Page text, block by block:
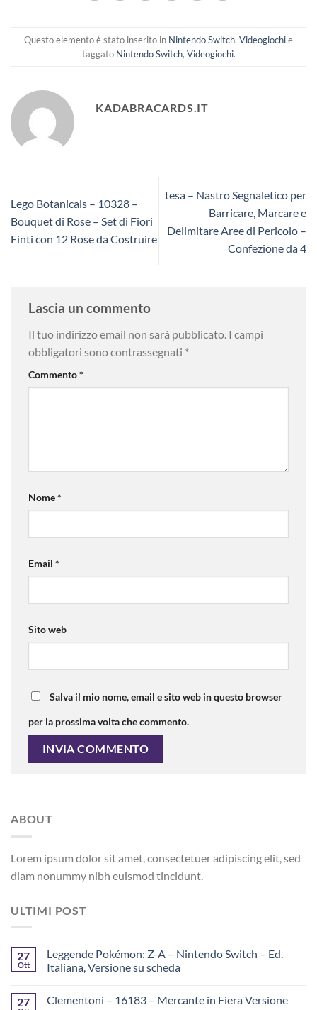
Questo elemento è stato inserito in Nintendo Switch, Videogiochie
taggato Nintendo Switch, Videogiochi.
KADABRACARDS.IT
Lego Botanicals – 10328 –
Bouquet di Rose – Set di Fiori
Finti con 12 Rose da Costruire
tesa – Nastro Segnaletico per
Barricare, Marcare e
Delimitare Aree di Pericolo –
Confezione da 4
Lascia un commento
Il tuo indirizzo email non sarà pubblicato. I campi
obbligatori sono contrassegnati *
Commento*
Nome*
Email *
Sito web
Salva il mio nome, email e sito web in questo browser
per la prossima volta che commento.
ABOUT
Lorem ipsum dolor sit amet, consectetuer adipiscing elit, sed
diam nonummy nibh euismod tincidunt.
ULTIMI POST
27
Ott
Leggende Pokémon: Z-A – Nintendo Switch – Ed.
Italiana, Versione su scheda
27
Clementoni – 16183 – Mercante in Fiera Versione